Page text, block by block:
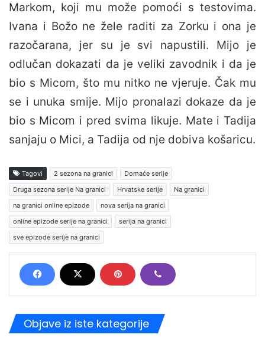
Markom, koji mu može pomoći s testovima.
Ivana i Božo ne žele raditi za Zorku i ona je
razočarana, jer su je svi napustili. Mijo je
odlučan dokazati da je veliki zavodnik i da je
bio s Micom, što mu nitko ne vjeruje. Čak mu
se i unuka smije. Mijo pronalazi dokaze da je
bio s Micom i pred svima likuje. Mate i Tadija
sanjaju o Mici, a Tadija od nje dobiva košaricu.
Tagovi 2 sezona na granici
Domaće serije
Druga sezona serije Na granici
Hrvatske serije
Na granici
na granici online epizode
nova serija na granici
online epizode serije na granici
serija na granici
sve epizode serije na granici
Objave iz iste kategorije